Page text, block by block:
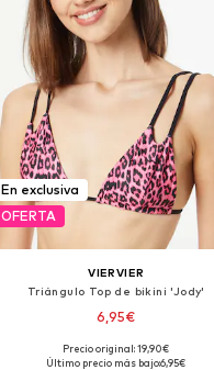
En exclusiva
OFERTA
VIERVIER
Triángulo Top de bikini 'Jody'
6,95€
Tallas disponibles: 85, 90, 90, 95, 95
Precio original: 19,90€
Último precio más bajo:6,95€